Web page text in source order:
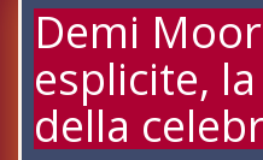
Demi
esplicite,
della